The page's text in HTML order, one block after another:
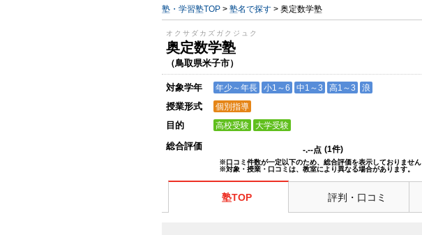
塾・学習塾TOP > 塾名で探す > 奥定数学塾
オクサダカズガクジュク
奥定数学塾
（鳥取県米子市）
対象学年 年少～年長 小1～6 中1～3 高1～3 浪
授業形式 個別指導
目的 高校受験 大学受験
総合評価 -.--点 (1件)
※口コミ件数が一定以下のため、総合評価を表示しておりません
※対象・授業・口コミは、教室により異なる場合があります。
塾TOP 評判・口コミ